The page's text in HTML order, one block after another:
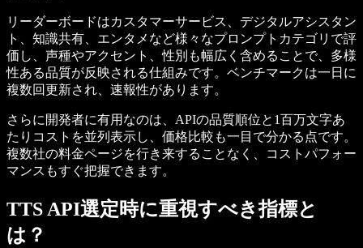
リーダーボードはカスタマーサービス、デジタルアシスタン
ト、知識共有、エンタメなど様々なプロンプトカテゴリで評
価し、声種やアクセント、性別も幅広く含めることで、多様
性ある品質が反映される仕組みです。ベンチマークは一日に
複数回更新され、速報性があります。
さらに開発者に有用なのは、APIの品質順位と1百万文字あ
たりコストを並列表示し、価格比較も一目で分かる点です。
複数社の料金ページを行き来することなく、コストパフォー
マンスもすぐ把握できます。
TTS API選定時に重視すべき指標と
は？